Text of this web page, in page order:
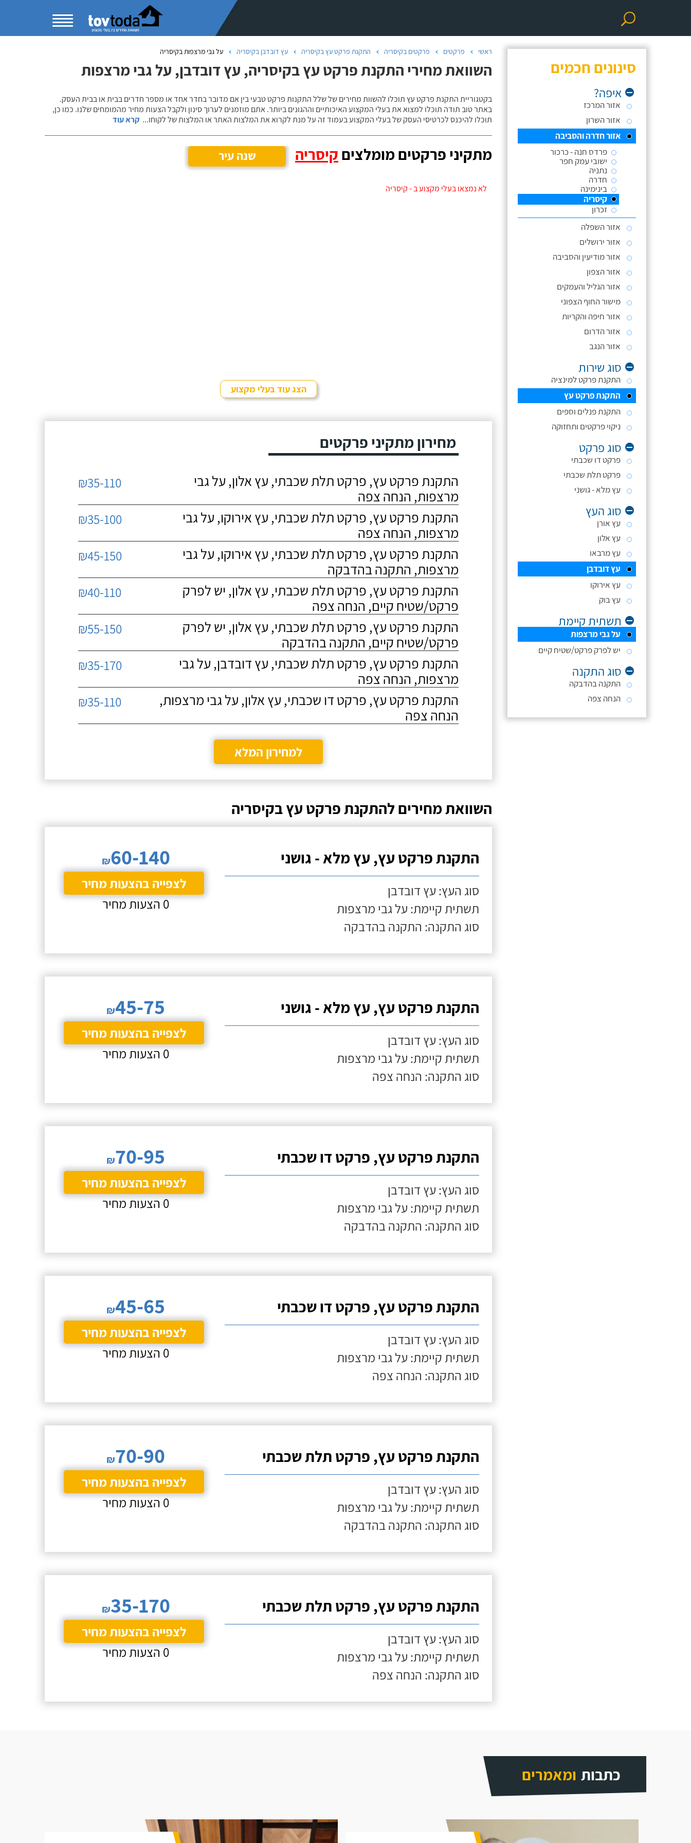
סינונים חכמים
איפה?
אזור המרכז
אזור השרון
אזור חדרה והסביבה
פרדס חנה - כרכור
ישובי עמק חפר
נתניה
חדרה
בינימינה
קיסריה
זכרון
אזור השפלה
אזור ירושלים
אזור מודיעין והסביבה
אזור הצפון
אזור הגליל והעמקים
מישור החוף הצפוני
אזור חיפה והקריות
אזור הדרום
אזור הנגב
סוג שירות
התקנת פרקט למינציה
התקנת פרקט עץ
התקנת פנלים וספים
ניקוי פרקטים ותחזוקה
סוג פרקט
פרקט דו שכבתי
פרקט תלת שכבתי
עץ מלא - גושני
סוג העץ
עץ אורן
עץ אלון
עץ מרבאו
עץ דובדבן
עץ אירוקו
עץ בוק
תשתית קיימת
על גבי מרצפות
יש לפרק פרקט/שטיח קיים
סוג התקנה
התקנה בהדבקה
הנחה צפה
ראשי פרקטים פרקטים בקיסריה התקנת פרקט עץ בקיסריה עץ דובדבן בקיסריה על גבי מרצפות בקיסריה
השוואת מחירי התקנת פרקט עץ בקיסריה, עץ דובדבן, על גבי מרצפות
בקטגוריית התקנת פרקט עץ תוכלו להשוות מחירים של שלל התקנות פרקט טבעי בין אם מדובר בחדר אחד או מספר חדרים בבית או בבית העסק.
באתר טוב תודה תוכלו למצוא את בעלי המקצוע האיכותיים וההגונים ביותר. אתם מוזמנים לערוך סינון ולקבל הצעות מחיר מהמומחים שלנו. כמו כן,
תוכלו להיכנס לכרטיסי העסק של בעלי המקצוע בעמוד זה על מנת לקרוא את המלצות האתר או המלצות של לקוחו... קרא עוד
מתקיני פרקטים מומלצים קיסריה שנה עיר
לא נמצאו בעלי מקצוע ב - קיסריה
הצג עוד בעלי מקצוע
מחירון מתקיני פרקטים
התקנת פרקט עץ, פרקט תלת שכבתי, עץ אלון, על גבי
מרצפות, הנחה צפה
₪35-110
התקנת פרקט עץ, פרקט תלת שכבתי, עץ אירוקו, על גבי
מרצפות, הנחה צפה
₪35-100
התקנת פרקט עץ, פרקט תלת שכבתי, עץ אירוקו, על גבי
מרצפות, התקנה בהדבקה
₪45-150
התקנת פרקט עץ, פרקט תלת שכבתי, עץ אלון, יש לפרק
פרקט/שטיח קיים, הנחה צפה
₪40-110
התקנת פרקט עץ, פרקט תלת שכבתי, עץ אלון, יש לפרק
פרקט/שטיח קיים, התקנה בהדבקה
₪55-150
התקנת פרקט עץ, פרקט תלת שכבתי, עץ דובדבן, על גבי
מרצפות, הנחה צפה
₪35-170
התקנת פרקט עץ, פרקט דו שכבתי, עץ אלון, על גבי מרצפות,
הנחה צפה
₪35-110
למחירון המלא
השוואת מחירים להתקנת פרקט עץ בקיסריה
התקנת פרקט עץ, עץ מלא - גושני
סוג העץ: עץ דובדבן
תשתית קיימת: על גבי מרצפות
סוג התקנה: התקנה בהדבקה
₪60-140
לצפייה בהצעות מחיר
0 הצעות מחיר
התקנת פרקט עץ, עץ מלא - גושני
סוג העץ: עץ דובדבן
תשתית קיימת: על גבי מרצפות
סוג התקנה: הנחה צפה
₪45-75
לצפייה בהצעות מחיר
0 הצעות מחיר
התקנת פרקט עץ, פרקט דו שכבתי
סוג העץ: עץ דובדבן
תשתית קיימת: על גבי מרצפות
סוג התקנה: התקנה בהדבקה
₪70-95
לצפייה בהצעות מחיר
0 הצעות מחיר
התקנת פרקט עץ, פרקט דו שכבתי
סוג העץ: עץ דובדבן
תשתית קיימת: על גבי מרצפות
סוג התקנה: הנחה צפה
₪45-65
לצפייה בהצעות מחיר
0 הצעות מחיר
התקנת פרקט עץ, פרקט תלת שכבתי
סוג העץ: עץ דובדבן
תשתית קיימת: על גבי מרצפות
סוג התקנה: התקנה בהדבקה
₪70-90
לצפייה בהצעות מחיר
0 הצעות מחיר
התקנת פרקט עץ, פרקט תלת שכבתי
סוג העץ: עץ דובדבן
תשתית קיימת: על גבי מרצפות
סוג התקנה: הנחה צפה
₪35-170
לצפייה בהצעות מחיר
0 הצעות מחיר
כתבות ומאמרים